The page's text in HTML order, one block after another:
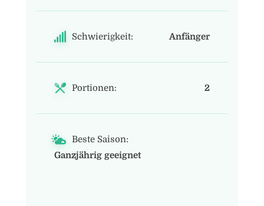
Schwierigkeit: Anfänger
Portionen: 2
Beste Saison:
Ganzjährig geeignet